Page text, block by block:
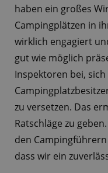
haben ein großes
Campingplätzen in
wirklich engagiert
gut wie möglich
Inspektoren bei,
zu versetzen. Das
Ratschläge zu
den
dass wir ein